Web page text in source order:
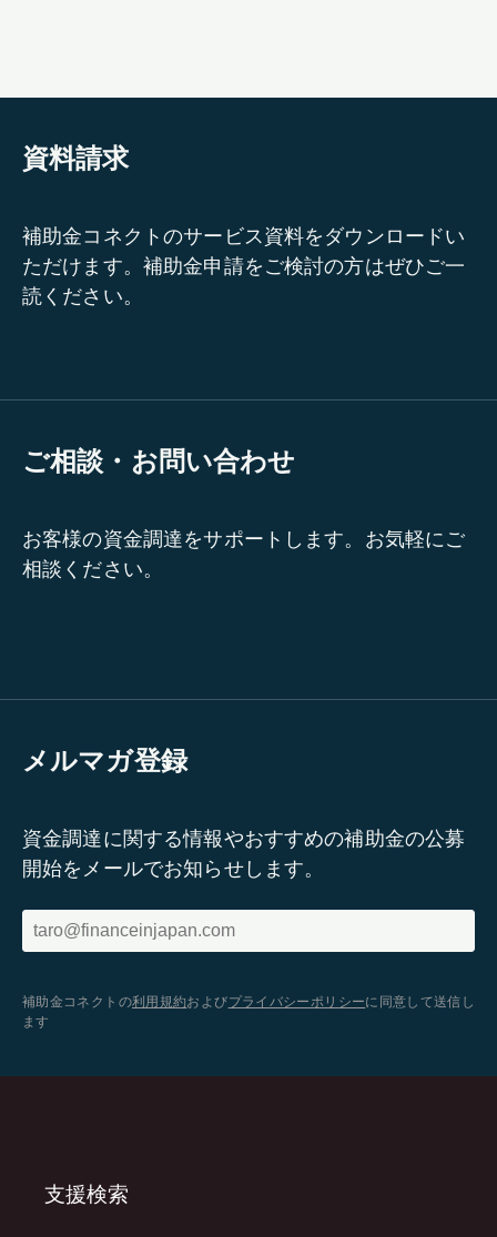
資料請求
補助金コネクトのサービス資料をダウンロードい
ただけます。補助金申請をご検討の方はぜひご一
読ください。
ご相談・お問い合わせ
お客様の資金調達をサポートします。お気軽にご
相談ください。
メルマガ登録
資金調達に関する情報やおすすめの補助金の公募
開始をメールでお知らせします。
補助金コネクトの利用規約およびプライバシーポリシーに同意して送信し
ます
支援検索